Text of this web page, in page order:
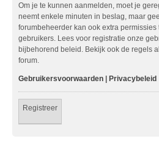
Om je te kunnen aanmelden, moet je
neemt enkele minuten in beslag, maar
forumbeheerder kan ook extra
gebruikers. Lees voor registratie onze
bijbehorend beleid. Bekijk ook de regels
forum.
Gebruikersvoorwaarden | Privacybeleid
Registreer